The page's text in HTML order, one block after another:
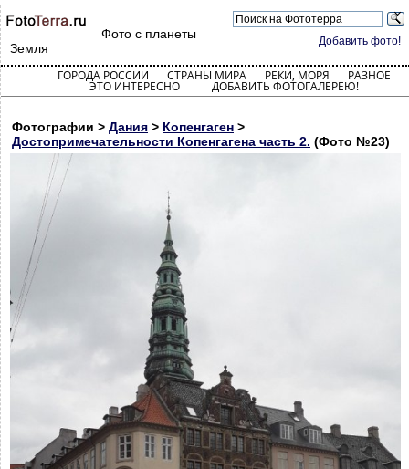
Добавить фото!
Фото с планеты
Земля
ГОРОДА РОССИИ СТРАНЫ МИРА РЕКИ, МОРЯ РАЗНОЕ
ЭТО ИНТЕРЕСНО ДОБАВИТЬ ФОТОГАЛЕРЕЮ!
Фотографии > Дания > Копенгаген >
Достопримечательности Копенгагена часть 2. (Фото №23)